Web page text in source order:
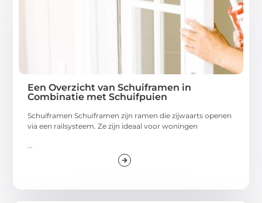
Een Overzicht van Schuiframen in
Combinatie met Schuifpuien
Schuiframen Schuiframen zijn ramen die zijwaarts openen
via een railsysteem. Ze zijn ideaal voor woningen